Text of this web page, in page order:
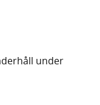
under